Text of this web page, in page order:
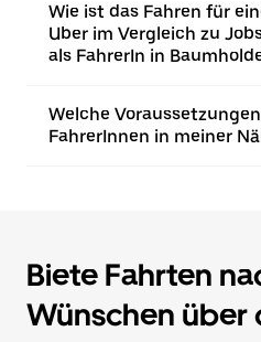
Wie ist das Fahren für
Uber im Vergleich zu
als FahrerIn in
Welche
FahrerInnen in meiner
Biete Fahrten
Wünschen über